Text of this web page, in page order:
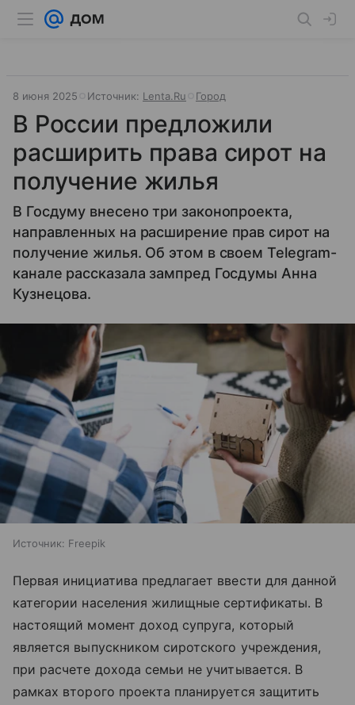
8 июня 2025 Источник: Lenta.Ru Город
В России предложили
расширить права сирот на
получение жилья
В Госдуму внесено три законопроекта,
направленных на расширение прав сирот на
получение жилья. Об этом в своем Telegram-
канале рассказала зампред Госдумы Анна
Кузнецова.
Источник: Freepik
Первая инициатива предлагает ввести для данной
категории населения жилищные сертификаты. В
настоящий момент доход супруга, который
является выпускником сиротского учреждения,
при расчете дохода семьи не учитывается. В
рамках второго проекта планируется защитить